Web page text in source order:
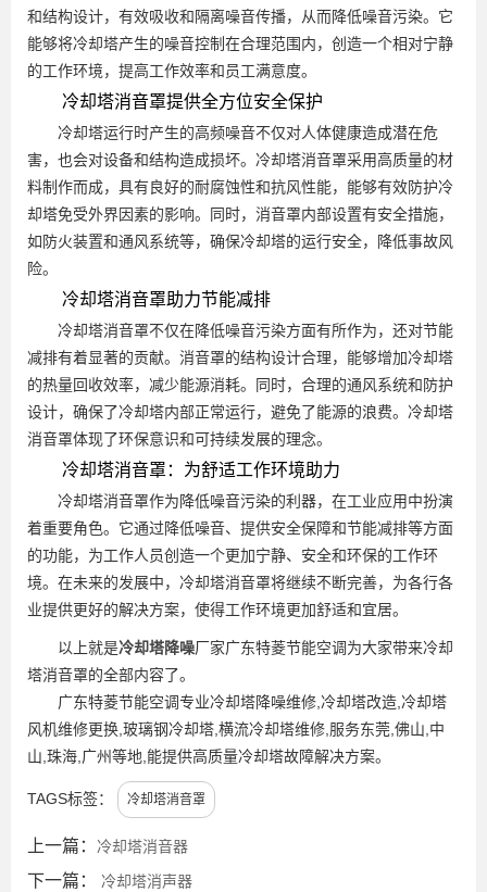
和结构设计，有效吸收和隔离噪音传播，从而降低噪音污染。它
能够将冷却塔产生的噪音控制在合理范围内，创造一个相对宁静
的工作环境，提高工作效率和员工满意度。
冷却塔消音罩提供全方位安全保护
冷却塔运行时产生的高频噪音不仅对人体健康造成潜在危
害，也会对设备和结构造成损坏。冷却塔消音罩采用高质量的材
料制作而成，具有良好的耐腐蚀性和抗风性能，能够有效防护冷
却塔免受外界因素的影响。同时，消音罩内部设置有安全措施，
如防火装置和通风系统等，确保冷却塔的运行安全，降低事故风
险。
冷却塔消音罩助力节能减排
冷却塔消音罩不仅在降低噪音污染方面有所作为，还对节能
减排有着显著的贡献。消音罩的结构设计合理，能够增加冷却塔
的热量回收效率，减少能源消耗。同时，合理的通风系统和防护
设计，确保了冷却塔内部正常运行，避免了能源的浪费。冷却塔
消音罩体现了环保意识和可持续发展的理念。
冷却塔消音罩：为舒适工作环境助力
冷却塔消音罩作为降低噪音污染的利器，在工业应用中扮演
着重要角色。它通过降低噪音、提供安全保障和节能减排等方面
的功能，为工作人员创造一个更加宁静、安全和环保的工作环
境。在未来的发展中，冷却塔消音罩将继续不断完善，为各行各
业提供更好的解决方案，使得工作环境更加舒适和宜居。
以上就是冷却塔降噪厂家广东特菱节能空调为大家带来冷却
塔消音罩的全部内容了。
广东特菱节能空调专业冷却塔降噪维修,冷却塔改造,冷却塔
风机维修更换,玻璃钢冷却塔,横流冷却塔维修,服务东莞,佛山,中
山,珠海,广州等地,能提供高质量冷却塔故障解决方案。
TAGS标签： 冷却塔消音罩
上一篇： 冷却塔消音器
下一篇： 冷却塔消声器